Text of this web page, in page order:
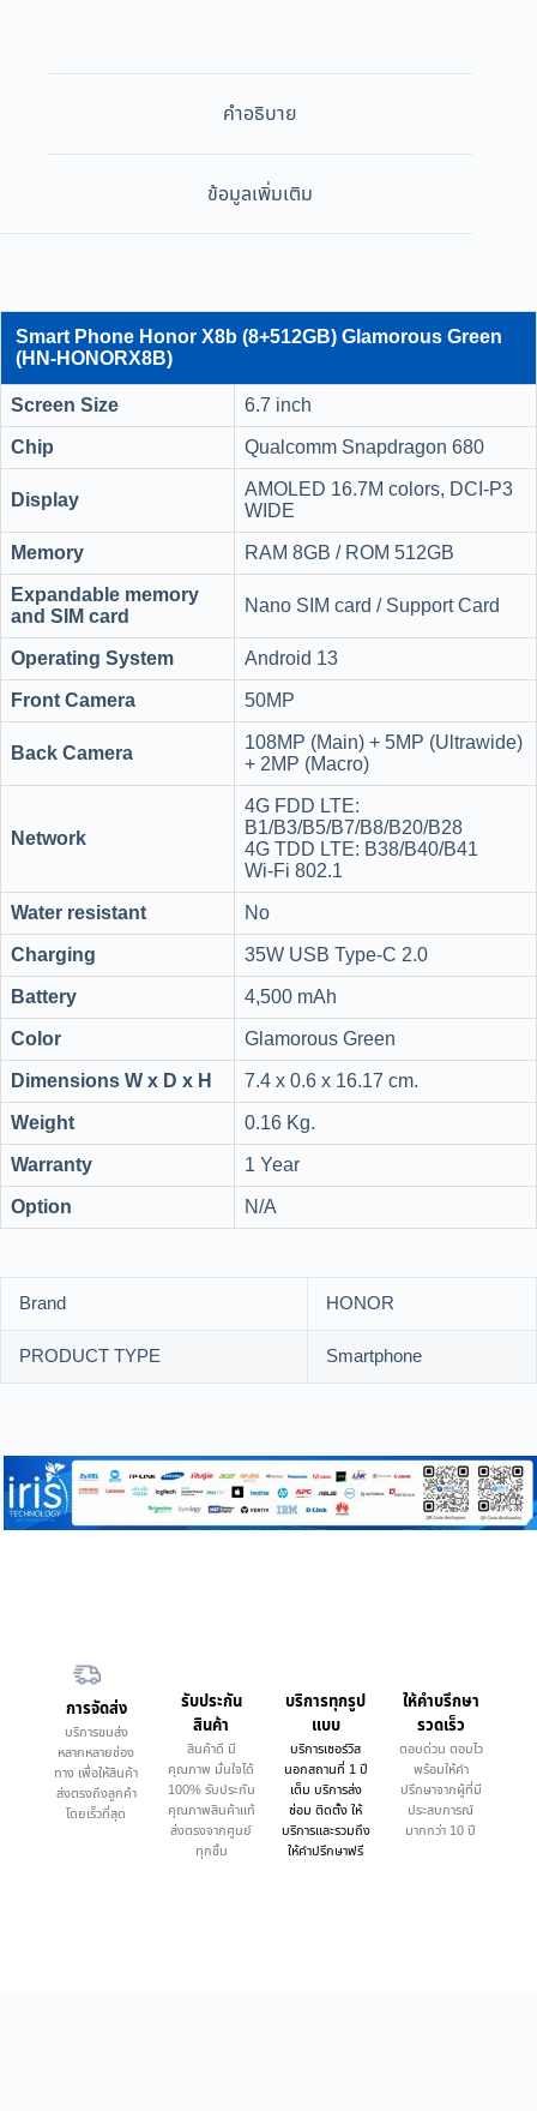
คำอธิบาย
ข้อมูลเพิ่มเติม
Smart Phone Honor X8b (8+512GB) Glamorous Green
(HN-HONORX8B)
Screen Size 6.7 inch
Chip Qualcomm Snapdragon 680
Display
AMOLED 16.7M colors, DCI-P3
WIDE
Memory RAM 8GB / ROM 512GB
Expandable memory
and SIM card
Nano SIM card / Support Card
Operating System Android 13
Front Camera 50MP
Back Camera
108MP (Main) + 5MP (Ultrawide)
+ 2MP (Macro)
Network
4G FDD LTE:
B1/B3/B5/B7/B8/B20/B28
4G TDD LTE: B38/B40/B41
Wi-Fi 802.1
Water resistant No
Charging 35W USB Type-C 2.0
Battery 4,500 mAh
Color Glamorous Green
Dimensions W x D x H 7.4 x 0.6 x 16.17 cm.
Weight 0.16 Kg.
Warranty 1 Year
Option N/A
Brand
HONOR
PRODUCT TYPE
Smartphone
การจัดส่ง
บริการขนส่ง
หลากหลายช่อง
ทาง เพื่อให้สินค้า
ส่งตรงถึงลูกค้า
โดยเร็วที่สุด
รับประกัน
สินค้า
สินค้าดี มี
คุณภาพ มั่นใจได้
100% รับประกัน
คุณภาพสินค้าแท้
ส่งตรงจากศูนย์
ทุกชิ้น
บริการทุกรูป
แบบ
บริการเซอร์วิส
นอกสถานที่ 1 ปี
เต็ม บริการส่ง
ซ่อม ติดตั้ง ให้
บริการและรวมถึง
ให้คำปรึกษาฟรี
ให้คำบรึกษา
รวดเร็ว
ตอบด่วน ตอบไว
พร้อมให้คำ
ปรึกษาจากผู้ที่มี
ประสบการณ์
มากกว่า 10 ปี